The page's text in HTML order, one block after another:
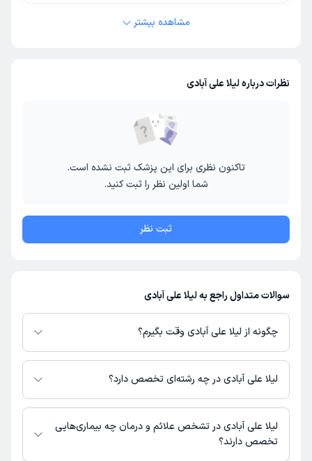
مشاهده بیشتر
نظرات درباره لیلا علی آبادی
تاکنون نظری برای این پزشک ثبت نشده است.
شما اولین نظر را ثبت کنید.
ثبت نظر
سوالات متداول راجع به لیلا علی آبادی
چگونه از لیلا علی آبادی وقت بگیرم؟
در صورتی کهلیلا علی آبادیدارای پروفایل فعال و نوبت‌دهی باز در پلتفرم دکترتو
باشند، می‌توانید از طریق این پلتفرم برای دریافت نوبت اقدام کنید. در صورت
شماره تماس، برنامه حضور در مطب، تصاویر پزشک، ساعات کاری و سایر اطلاعات
مرتبط با خدمات پزشکی و نوبت‌گیری ممکن است در پروفایل ایشان در دکترتو در
دسترس باشد
لیلا علی آبادی در چه رشته‌ای تخصص دارد؟
لیلا علی آبادی در رشته‌های زیر (پیراپزشکی) تخصص دارند:
مامایی
لیلا علی آبادی در تشخص علائم و درمان چه بیماری‌هایی
تخصص دارند؟